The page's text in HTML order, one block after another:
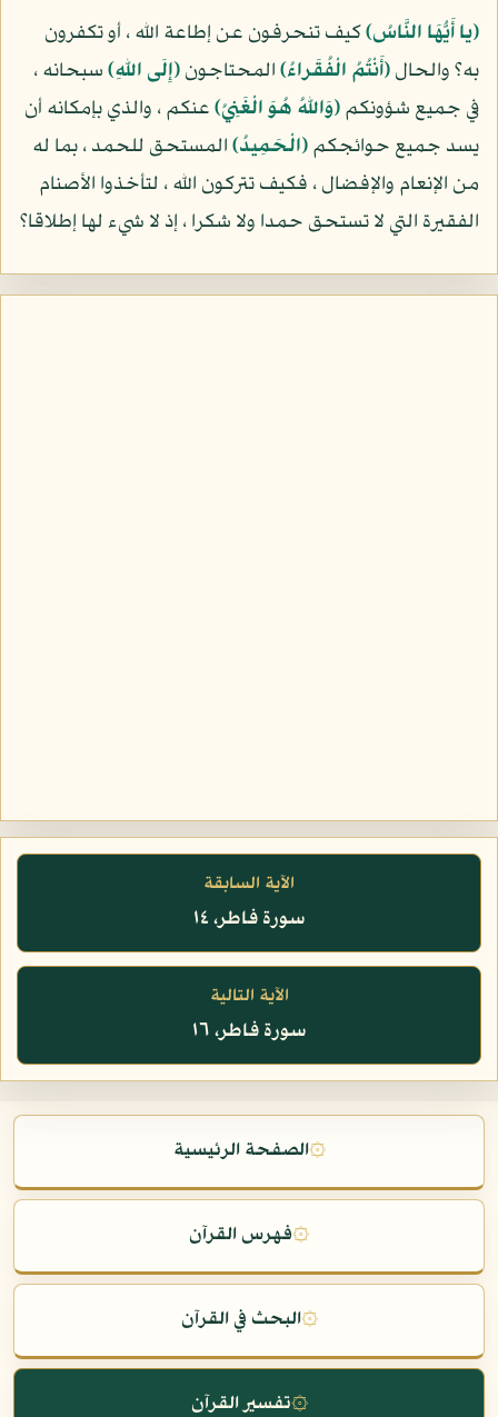
(يا أَيُّهَا النَّاسُ)كيف تنحرفون عن إطاعة الله ، أو تكفرون
به؟ والحال(أَنْتُمُ الْفُقَراءُ)المحتاجون(إِلَى اللهِ)سبحانه ،
في جميع شؤونكم(وَاللهُ هُوَ الْغَنِيُ)عنكم ، والذي بإمكانه أن
يسد جميع حوائجكم(الْحَمِيدُ)المستحق للحمد ، بما له
من الإنعام والإفضال ، فكيف تتركون الله ، لتأخذوا الأصنام
الفقيرة التي لا تستحق حمدا ولا شكرا ، إذ لا شيء لها إطلاقا؟
الآية السابقة
سورة فاطر، ١٤
الآية التالية
سورة فاطر، ١٦
۞الصفحة الرئيسية
۞فهرس القرآن
۞البحث في القرآن
۞تفسير القرآن